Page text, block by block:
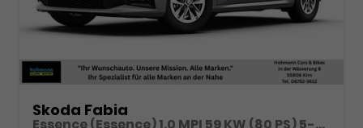
Skoda Fabia
Essence (Essence) 1.0 MPI 59 KW (80 PS) 5-Gang Schaltgetriebe